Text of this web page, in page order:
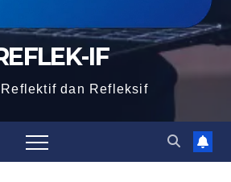
IF
Reflektif dan Refleksif